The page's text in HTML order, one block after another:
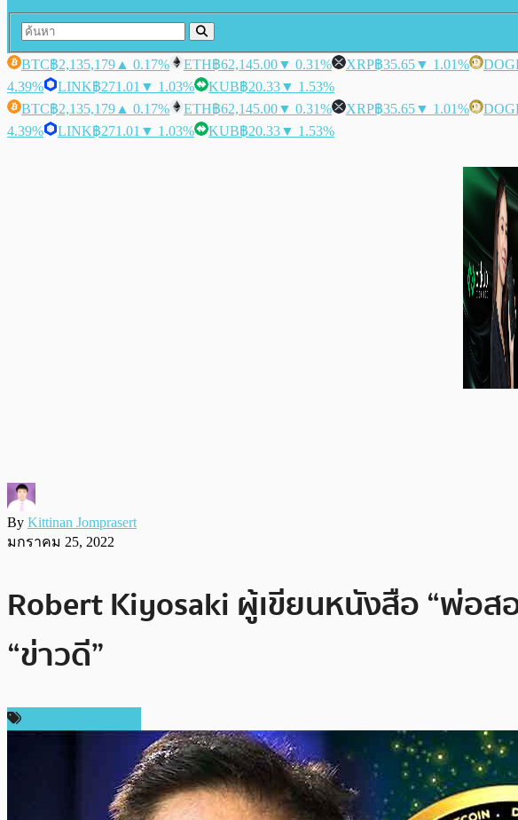
BTC฿2,135,179 ▲ 0.17% ETH฿62,145.00▼ 0.31% XRP฿35.65▼ 1.01%
4.39%
LINK฿271.01 ▼ 1.03% KUB฿20.33▼ 1.53%
BTC฿2,135,179 ▲ 0.17% ETH฿62,145.00▼ 0.31% XRP฿35.65▼ 1.01%
4.39%
LINK฿271.01 ▼ 1.03% KUB฿20.33▼ 1.53%
By Kittinan Jomprasert
มกราคม 25, 2022
Robert Kiyosaki ผู้เขียนหนังสือ “พ่อ
“ข่าวดี”